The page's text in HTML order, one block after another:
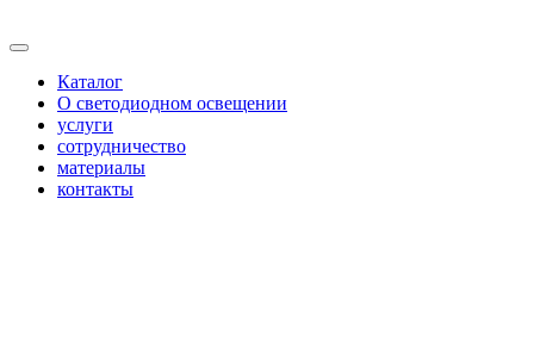
Каталог
О светодиодном освещении
услуги
сотрудничество
материалы
контакты